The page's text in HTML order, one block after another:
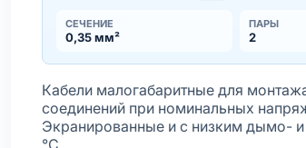
СЕЧЕНИЕ
0,35 мм²
ПАРЫ
2
Кабели малогабаритные для
соединений при номинальных
Экранированные и с низким дымо-
°С.